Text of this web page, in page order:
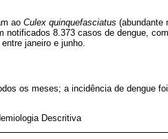
ao Culex quinquefasciatus (abundante
notificados 8.373 casos de dengue,
janeiro e junho.
os meses; a incidência de dengue
Descritiva